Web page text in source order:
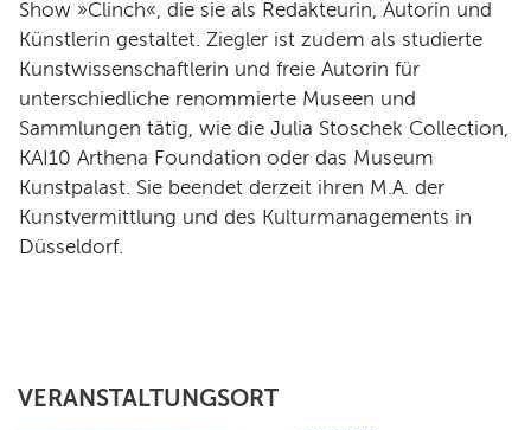
Show »Clinch«, die sie als Redakteurin, Autorin und
Künstlerin gestaltet. Ziegler ist zudem als studierte
Kunstwissenschaftlerin und freie Autorin für
unterschiedliche renommierte Museen und
Sammlungen tätig, wie die Julia Stoschek Collection,
KAI10 Arthena Foundation oder das Museum
Kunstpalast. Sie beendet derzeit ihren M.A. der
Kunstvermittlung und des Kulturmanagements in
Düsseldorf.
VERANSTALTUNGSORT